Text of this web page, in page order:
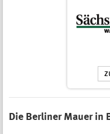
Die Berliner Mauer in